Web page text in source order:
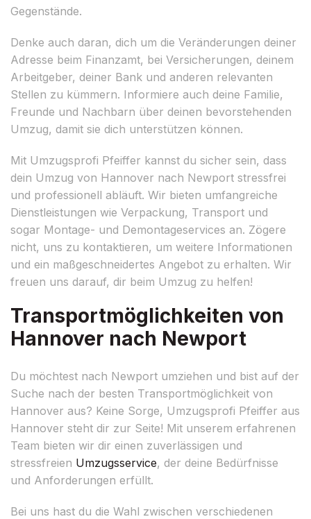
Gegenstände.
Denke auch daran, dich um die Veränderungen deiner
Adresse beim Finanzamt, bei Versicherungen, deinem
Arbeitgeber, deiner Bank und anderen relevanten
Stellen zu kümmern. Informiere auch deine Familie,
Freunde und Nachbarn über deinen bevorstehenden
Umzug, damit sie dich unterstützen können.
Mit Umzugsprofi Pfeiffer kannst du sicher sein, dass
dein Umzug von Hannover nach Newport stressfrei
und professionell abläuft. Wir bieten umfangreiche
Dienstleistungen wie Verpackung, Transport und
sogar Montage- und Demontageservices an. Zögere
nicht, uns zu kontaktieren, um weitere Informationen
und ein maßgeschneidertes Angebot zu erhalten. Wir
freuen uns darauf, dir beim Umzug zu helfen!
Transportmöglichkeiten von
Hannover nach Newport
Du möchtest nach Newport umziehen und bist auf der
Suche nach der besten Transportmöglichkeit von
Hannover aus? Keine Sorge, Umzugsprofi Pfeiffer aus
Hannover steht dir zur Seite! Mit unserem erfahrenen
Team bieten wir dir einen zuverlässigen und
stressfreien Umzugsservice, der deine Bedürfnisse
und Anforderungen erfüllt.
Bei uns hast du die Wahl zwischen verschiedenen